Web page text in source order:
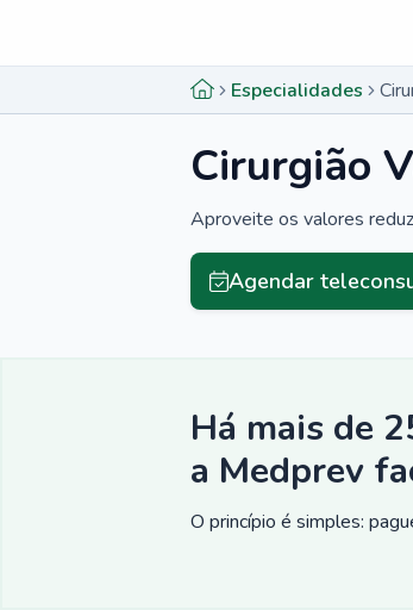
Especialidades
Cirurgião
Aproveite os valores
Agendar
Há mais de
a Medprev
O princípio é simples: